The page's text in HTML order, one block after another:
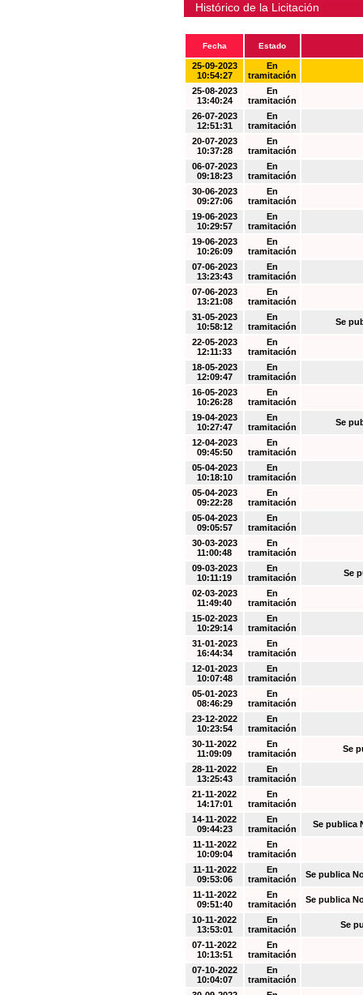
Histórico de la Licitación
Fecha Estado
25-09-2023
10:54:27
En
tramitación
25-08-2023
13:40:24
En
tramitación
26-07-2023
12:51:31
En
tramitación
20-07-2023
10:37:28
En
tramitación
06-07-2023
09:18:23
En
tramitación
30-06-2023
09:27:06
En
tramitación
19-06-2023
10:29:57
En
tramitación
19-06-2023
10:26:09
En
tramitación
07-06-2023
13:23:43
En
tramitación
07-06-2023
13:21:08
En
tramitación
31-05-2023
10:58:12
En
tramitación
Se
22-05-2023
12:11:33
En
tramitación
18-05-2023
12:09:47
En
tramitación
16-05-2023
10:26:28
En
tramitación
19-04-2023
10:27:47
En
tramitación
Se
12-04-2023
09:45:50
En
tramitación
05-04-2023
10:18:10
En
tramitación
05-04-2023
09:22:28
En
tramitación
05-04-2023
09:05:57
En
tramitación
30-03-2023
11:00:48
En
tramitación
09-03-2023
10:11:19
En
tramitación
Se
02-03-2023
11:49:40
En
tramitación
15-02-2023
10:29:14
En
tramitación
31-01-2023
16:44:34
En
tramitación
12-01-2023
10:07:48
En
tramitación
05-01-2023
08:46:29
En
tramitación
23-12-2022
10:23:54
En
tramitación
30-11-2022
11:09:09
En
tramitación
Se
28-11-2022
13:25:43
En
tramitación
21-11-2022
14:17:01
En
tramitación
14-11-2022
09:44:23
En
tramitación
Se publica
11-11-2022
10:09:04
En
tramitación
11-11-2022
09:53:06
En
tramitación
Se publica
11-11-2022
09:51:40
En
tramitación
Se publica
10-11-2022
13:53:01
En
tramitación
Se
07-11-2022
10:13:51
En
tramitación
07-10-2022
10:04:07
En
tramitación